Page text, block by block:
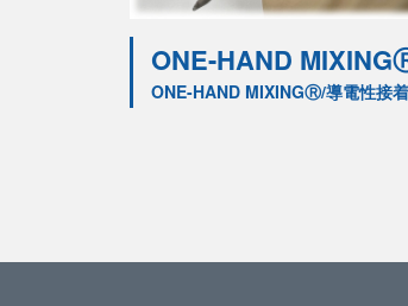
ONE-HAND
ONE-HAND MIXINGⓇ/導電性接